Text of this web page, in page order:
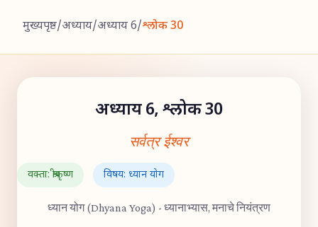
मुख्यपृष्ठ/अध्याय/अध्याय 6/श्लोक 30
अध्याय 6, श्लोक 30
सर्वत्र ईश्वर
वक्ता: श्रीकृष्ण विषय: ध्यान योग
ध्यान योग (Dhyana Yoga) - ध्यानाभ्यास, मनाचे नियंत्रण